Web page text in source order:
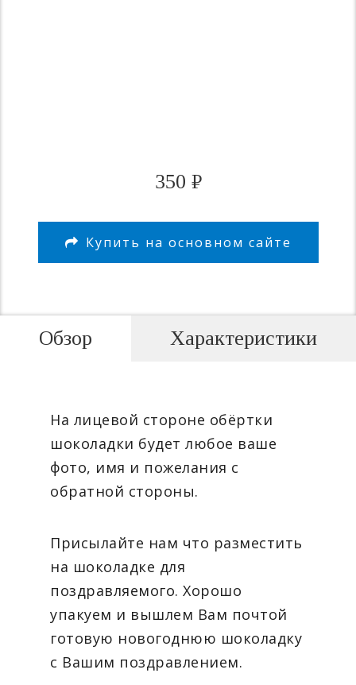
350 ₽
Купить на основном сайте
Обзор
На лицевой стороне обёртки
шоколадки будет любое ваше
фото, имя и пожелания с
обратной стороны.
Присылайте нам что разместить
на шоколадке для
поздравляемого. Хорошо
упакуем и вышлем Вам почтой
готовую новогоднюю шоколадку
с Вашим поздравлением.
Характеристики